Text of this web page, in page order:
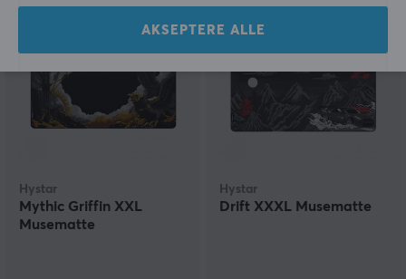
Hystar
Mythic Griffin XXL
Musematte
Hystar
Drift XXXL Musematte
AKSEPTERE ALLE